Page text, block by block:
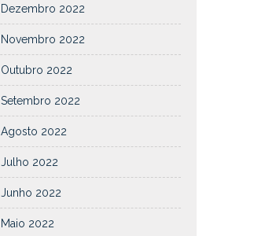
Dezembro 2022
Novembro 2022
Outubro 2022
Setembro 2022
Agosto 2022
Julho 2022
Junho 2022
Maio 2022